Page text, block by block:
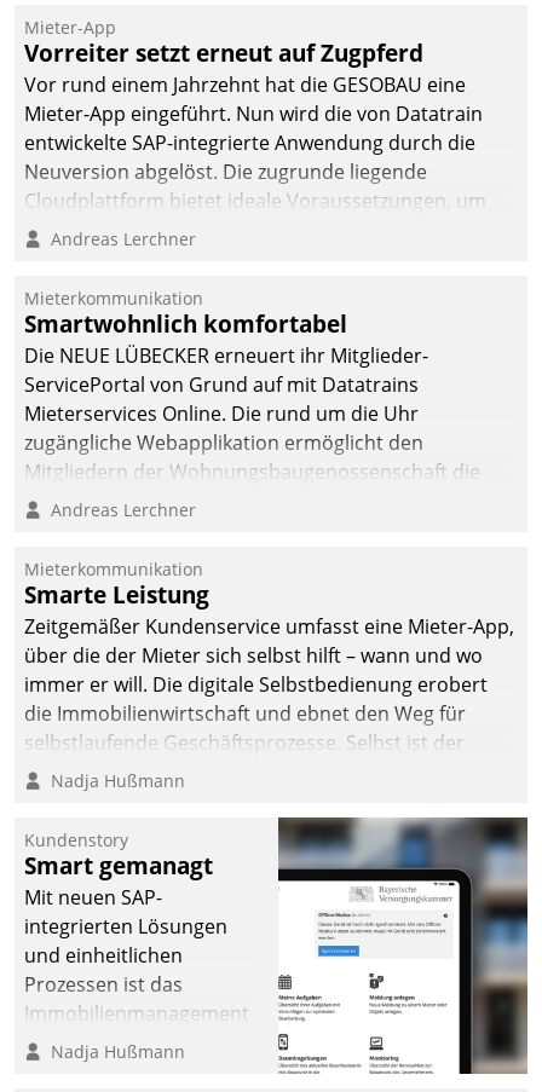
Mieter-App
Vorreiter setzt erneut auf Zugpferd
Vor rund einem Jahrzehnt hat die GESOBAU eine
Mieter-App eingeführt. Nun wird die von Datatrain
entwickelte SAP-integrierte Anwendung durch die
Neuversion abgelöst. Die zugrunde liegende
Cloudplattform bietet ideale Voraussetzungen, um
die Funktionalität der App zu erweitern und weitere
integrieren.
Andreas Lerchner
Mieterkommunikation
Smartwohnlich komfortabel
Die NEUE LÜBECKER erneuert ihr Mitglieder-
ServicePortal von Grund auf mit Datatrains
Mieterservices Online. Die rund um die Uhr
zugängliche Webapplikation ermöglicht den
Mitgliedern der Wohnungs­bau­genossenschaft die
Kontaktaufnahme per Smartphone, Tablet oder PC.
Andreas Lerchner
Mieterkommunikation
Smarte Leistung
Zeitgemäßer Kundenservice umfasst eine Mieter-App,
über die der Mieter sich selbst hilft – wann und wo
immer er will. Die digitale Selbstbedienung erobert
die Immobilienwirtschaft und ebnet den Weg für
selbstlaufende Geschäftsprozesse. Selbst ist der
Kunde und smart der Serviceanbieter.
Nadja Hußmann
Kundenstory
Smart gemanagt
Mit neuen SAP-
integrierten Lösungen
und einheitlichen
Prozessen ist das
Immobilienmanagement
der Bayerischen
Nadja Hußmann